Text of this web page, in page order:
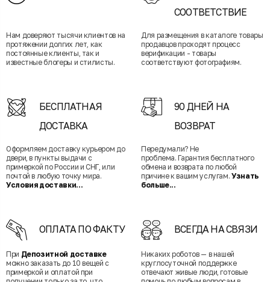
Нам доверяют тысячи клиентов на
протяжении долгих лет, как
постоянные клиенты, так и
известные блогеры и стилисты.
СООТВЕТСТВИЕ
Для размещения в каталоге товары
продавцов проходят процесс
верификации - товары
соответствуют фотографиям.
БЕСПЛАТНАЯ
ДОСТАВКА
Оформляем доставку курьером до
двери, в пункты выдачи с
примеркой по России и СНГ, или
почтой в любую точку мира.
Условия доставки...
90 ДНЕЙ НА
ВОЗВРАТ
Передумали? Не
проблема. Гарантия бесплатного
обмена и возврата по любой
причине к вашим услугам. Узнать
больше...
ОПЛАТА ПО ФАКТУ
При Депозитной доставке
можно заказать до 10 вещей с
примеркой и оплатой при
ВСЕГДА НА СВЯЗИ
Никаких роботов — в нашей
круглосуточной поддержке
отвечают живые люди, готовые